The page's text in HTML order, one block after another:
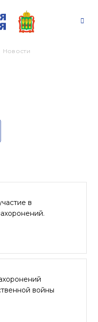
Новости
в
войны